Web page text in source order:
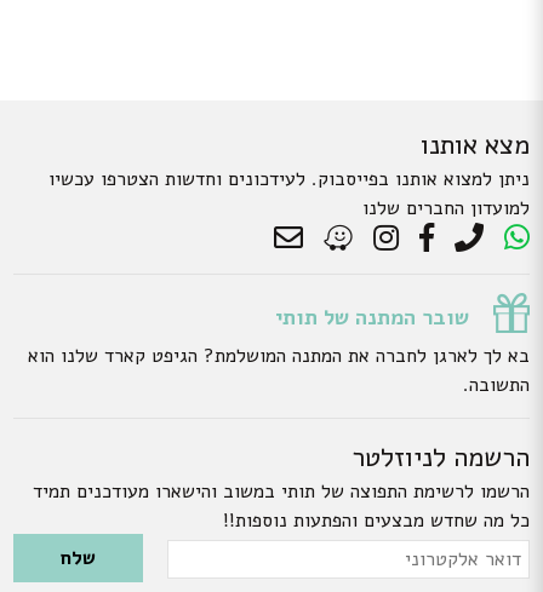
מצא אותנו
ניתן למצוא אותנו בפייסבוק. לעידכונים וחדשות הצטרפו עכשיו
למועדון החברים שלנו
שובר המתנה של תותי
בא לך לארגן לחברה את המתנה המושלמת? הגיפט קארד שלנו הוא
התשובה.
הרשמה לניוזלטר
הרשמו לרשימת התפוצה של תותי במשוב והישארו מעודכנים תמיד
כל מה שחדש מבצעים והפתעות נוספות!!
Please leave this field empty.
דואר